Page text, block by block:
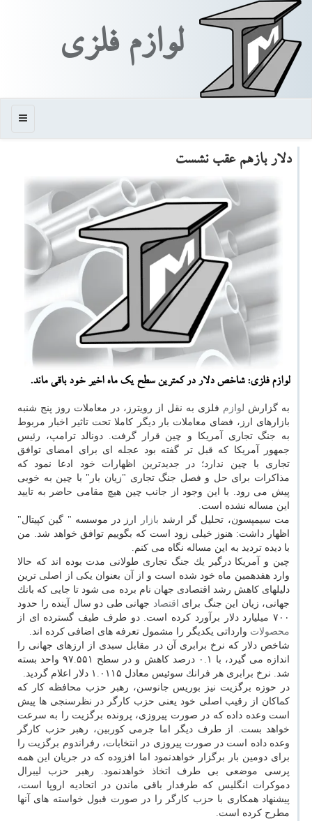
لوازم فلزی
منو
دلار بازهم عقب نشست
لوازم فلزی: شاخص دلار در كمترین سطح یك ماه اخیر خود باقی ماند.
به گزارش لوازم فلزی به نقل از رویترز، در معاملات روز پنج شنبه
بازارهای ارز، فضای معاملات بار دیگر كاملا تحت تاثیر اخبار مربوط
به جنگ تجاری آمریكا و چین قرار گرفت. دونالد ترامپ، رئیس
جمهور آمریكا كه قبل تر گفته بود عجله ای برای امضای توافق
تجاری با چین ندارد؛ در جدیدترین اظهارات خود ادعا نمود كه
مذاكرات برای حل و فصل جنگ تجاری "زیان بار" با چین به خوبی
پیش می رود. با این وجود از جانب چین هیچ مقامی حاضر به تایید
این مساله نشده است.
مت سیمپسون، تحلیل گر ارشد بازار
ارز در موسسه " گین كپیتال"
اظهار داشت: هنوز خیلی زود است كه بگوییم توافق خواهد شد. من
با دیده تردید به این مساله نگاه می كنم.
چین و آمریكا درگیر یك جنگ تجاری طولانی مدت بوده اند كه حالا
وارد هفدهمین ماه خود شده است و از آن بعنوان یكی از اصلی ترین
دلیلهای كاهش رشد اقتصادی جهان نام برده می شود تا جایی كه بانك
جهانی، زیان این جنگ برای
اقتصاد جهانی طی دو سال آینده را حدود
۷۰۰ میلیارد دلار برآورد كرده است. دو طرف طیف گسترده ای از
محصولات وارداتی یكدیگر را مشمول تعرفه های اضافی كرده اند.
شاخص دلار كه نرخ برابری آن در مقابل سبدی از ارزهای جهانی را
اندازه می گیرد، با ۰.۱ درصد كاهش و در سطح ۹۷.۵۵۱ واحد بسته
شد. نرخ برابری هر فرانك سوئیس معادل ۱.۰۱۱۵ دلار اعلام گردید.
در حوزه برگزیت نیز بوریس جانوسن، رهبر حزب محافظه كار كه
كماكان از رقیب اصلی خود یعنی حزب كارگر در نظرسنجی ها پیش
است وعده داده كه در صورت پیروزی، پرونده برگزیت را به سرعت
خواهد بست. از طرف دیگر اما جرمی كوربین، رهبر حزب كارگر
وعده داده است در صورت پیروزی در انتخابات، رفراندوم برگزیت را
برای دومین بار برگزار خواهدنمود اما افزوده كه در جریان این همه
پرسی موضعی بی طرف اتخاذ خواهدنمود. رهبر حزب لیبرال
دموكرات انگلیس كه طرفدار باقی ماندن در اتحادیه اروپا است،
پیشنهاد همكاری با حزب كارگر را در صورت قبول خواسته های آنها
مطرح كرده است.